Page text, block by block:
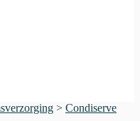
> Condiserve